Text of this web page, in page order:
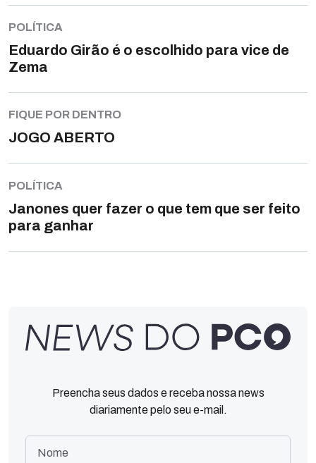
POLÍTICA
Eduardo Girão é o escolhido para vice de
Zema
FIQUE POR DENTRO
JOGO ABERTO
POLÍTICA
Janones quer fazer o que tem que ser feito
para ganhar
Preencha seus dados e receba nossa news
diariamente pelo seu e-mail.